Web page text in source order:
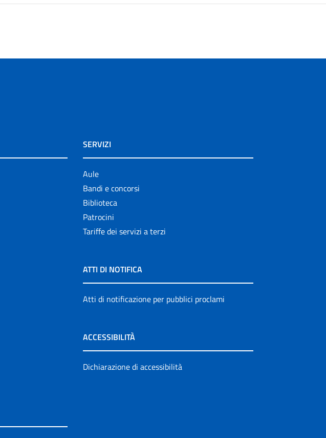
SERVIZI
Aule
Bandi e concorsi
Biblioteca
Patrocini
Tariffe dei servizi a terzi
ATTI DI NOTIFICA
Atti di notificazione per pubblici proclami
ACCESSIBILITÀ
Dichiarazione di accessibilità